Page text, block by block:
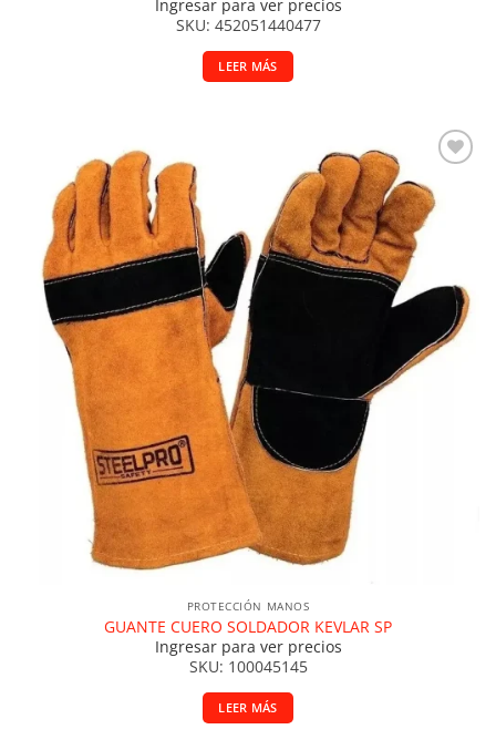
Ingresar para ver precios
SKU: 452051440477
LEER MÁS
PROTECCIÓN MANOS
GUANTE CUERO SOLDADOR KEVLAR SP
Ingresar para ver precios
SKU: 100045145
LEER MÁS